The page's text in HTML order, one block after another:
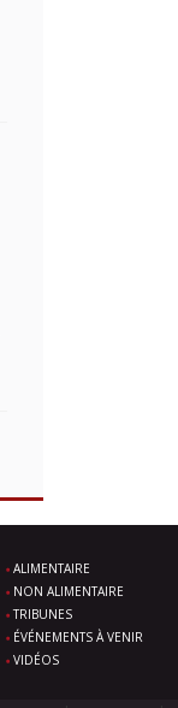
ALIMENTAIRE
NON ALIMENTAIRE
TRIBUNES
ÉVÉNEMENTS À VENIR
VIDÉOS